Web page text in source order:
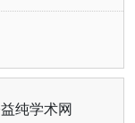
纯学术网